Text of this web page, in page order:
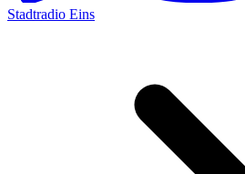
Stadtradio Eins